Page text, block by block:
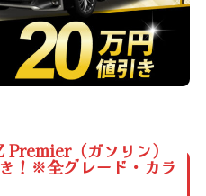
（ガソリン）
！※全グレード・カラ